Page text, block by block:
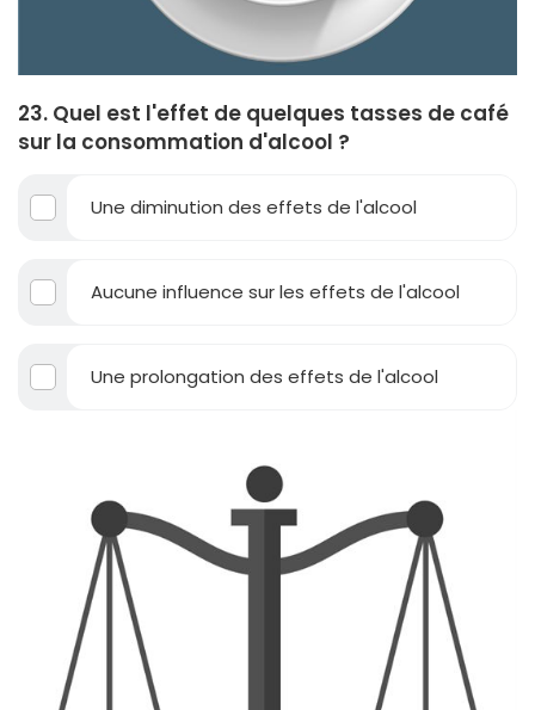
23. Quel est l'effet de quelques tasses de café
sur la consommation d'alcool ?
Une diminution des effets de l'alcool
Aucune influence sur les effets de l'alcool
Une prolongation des effets de l'alcool